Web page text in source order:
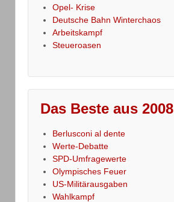
Opel- Krise
Deutsche Bahn Winterchaos
Arbeitskampf
Steueroasen
Das Beste aus 2008
Berlusconi al dente
Werte-Debatte
SPD-Umfragewerte
Olympisches Feuer
US-Militärausgaben
Wahlkampf